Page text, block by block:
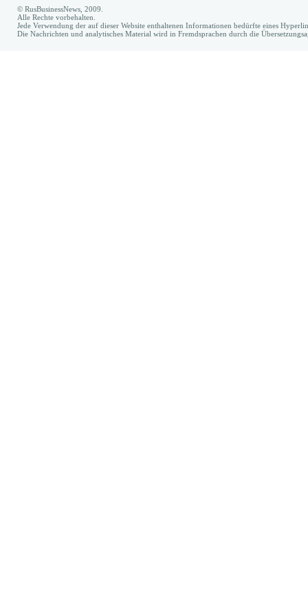
© RusBusinessNews, 2009.
Alle Rechte vorbehalten.
Jede Verwendung der auf dieser Website enthaltenen Informationen bedürfte eines
Die Nachrichten und analytisches Material wird in Fremdsprachen durch die